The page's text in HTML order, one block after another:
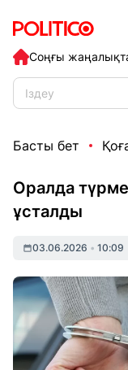
Соңғы
Басты бет
Оралда
ұсталды
03.06.2026 • 10:09